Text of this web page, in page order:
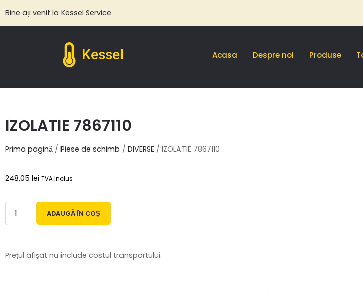
Bine ați venit la Kessel Service
Kessel Acasa Despre noi Produse
IZOLATIE 7867110
Prima pagină / Piese de schimb / DIVERSE / IZOLATIE 7867110
248,05 lei TVA Inclus
ADAUGĂ ÎN COȘ
Prețul afișat nu include costul transportului.